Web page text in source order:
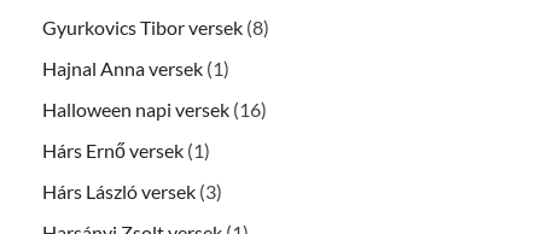
Gyurkovics Tibor versek (8)
Hajnal Anna versek (1)
Halloween napi versek (16)
Hárs Ernő versek (1)
Hárs László versek (3)